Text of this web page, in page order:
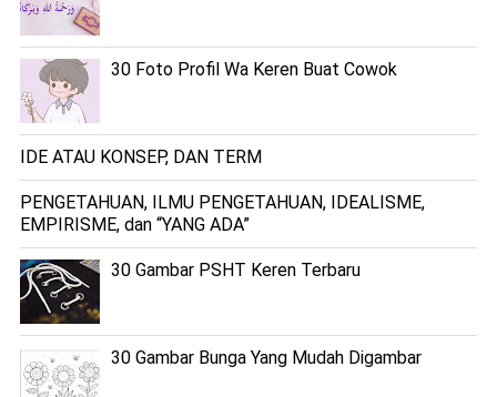
30 Foto Profil Wa Keren Buat Cowok
IDE ATAU KONSEP, DAN TERM
PENGETAHUAN, ILMU PENGETAHUAN, IDEALISME,
EMPIRISME, dan “YANG ADA”
30 Gambar PSHT Keren Terbaru
30 Gambar Bunga Yang Mudah Digambar